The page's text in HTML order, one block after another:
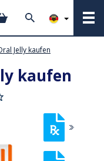
Jelly kaufen
kaufen